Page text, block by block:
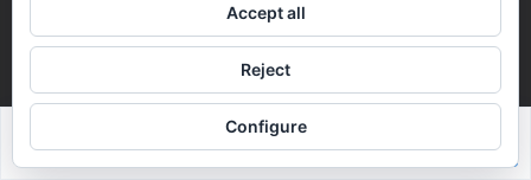
Las Ramblas de Oleza 112
info@vipspain.be
Accept all
Reject
Configure